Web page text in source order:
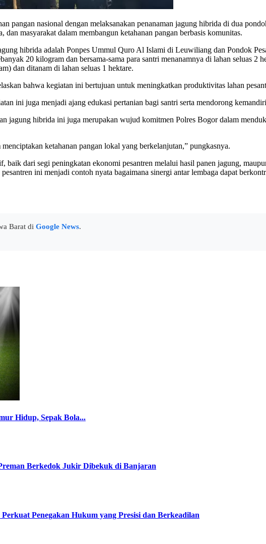
pangan nasional dengan melaksanakan penanaman jagung hibrida di dua
masyarakat dalam membangun ketahanan pangan berbasis komunitas.
hibrida adalah Ponpes Ummul Quro Al Islami di Leuwiliang dan Pondok
20 kilogram dan bersama-sama para santri menanamnya di lahan seluas 2
dan ditanam di lahan seluas 1 hektare.
bahwa kegiatan ini bertujuan untuk meningkatkan produktivitas lahan
ini juga menjadi ajang edukasi pertanian bagi santri serta mendorong
jagung hibrida ini juga merupakan wujud komitmen Polres Bogor dalam
ketahanan pangan lokal yang berkelanjutan,” pungkasnya.
dari segi peningkatan ekonomi pesantren melalui hasil panen jagung,
ini menjadi contoh nyata bagaimana sinergi antar lembaga dapat
Barat di Google News.
Hidup, Sepak Bola...
Berkedok Jukir Dibekuk di Banjaran
Penegakan Hukum yang Presisi dan Berkeadilan